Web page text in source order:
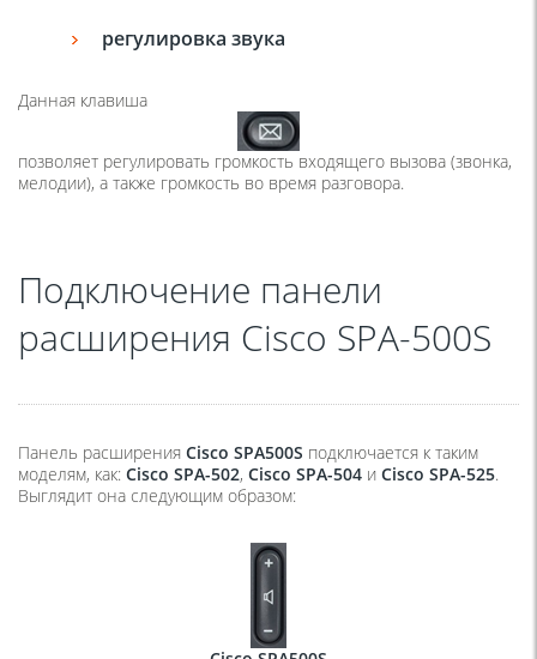
регулировка звука
Данная клавиша
позволяет регулировать громкость входящего вызова (звонка,
мелодии), а также громкость во время разговора.
Подключение панели
расширения Cisco SPA-500S
Панель расширения Cisco SPA500S подключается к таким
моделям, как: Cisco SPA-502, Cisco SPA-504 и Cisco SPA-525.
Выглядит она следующим образом: